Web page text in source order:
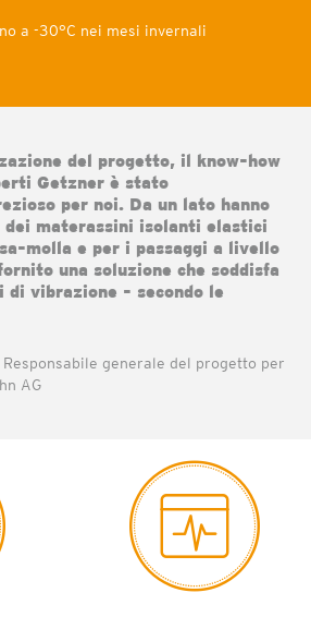
a -30°C nei mesi invernali
del progetto, il know-how
Getzner è stato
per noi. Da un lato hanno
materassini isolanti elastici
molla e per i passaggi a livello
una soluzione che soddisfa
vibrazione - secondo le
Responsabile generale del progetto per
AG